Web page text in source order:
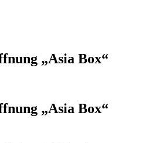
„Asia Box“
„Asia Box“